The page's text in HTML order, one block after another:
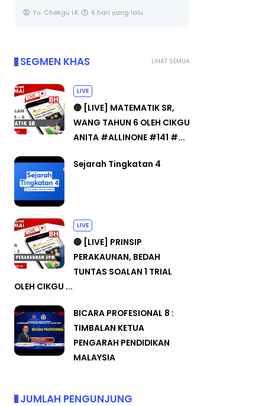
Yu. Chekgu LK 6 hari yang lalu
LIHAT SEMUA
SEGMEN KHAS
LIVE
🔴 [LIVE] MATEMATIK SR,
WANG TAHUN 6 OLEH CIKGU
ANITA #ALLINONE #141 #...
Sejarah Tingkatan 4
LIVE
🔴 [LIVE] PRINSIP
PERAKAUNAN, BEDAH
TUNTAS SOALAN 1 TRIAL
OLEH CIKGU ...
BICARA PROFESIONAL 8 :
TIMBALAN KETUA
PENGARAH PENDIDIKAN
MALAYSIA
JUMLAH PENGUNJUNG